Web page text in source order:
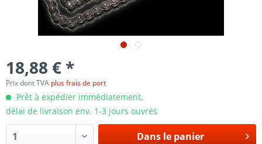
18,88 € *
Prix dont TVA plus frais de port
Prêt à expédier immédiatement,
délai de livraison env. 1-3 jours ouvrés
Dans le panier